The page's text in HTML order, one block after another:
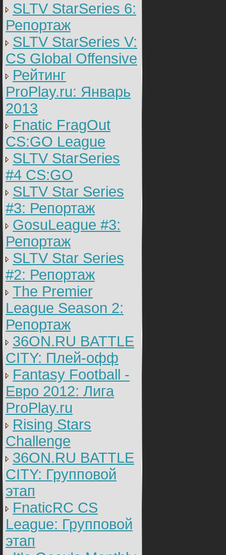
SLTV StarSeries 6:
Репортаж
SLTV StarSeries V:
CS Global Offensive
Рейтинг
ProPlay.ru: Январь
2013
Fnatic FragOut
CS:GO League
SLTV StarSeries
#4 CS:GO
SLTV Star Series
#3: Репортаж
GosuLeague #3:
Репортаж
SLTV Star Series
#2: Репортаж
The Premier
League Season 2:
Репортаж
36ON.RU BATTLE
CITY: Плей-офф
Fantasy Football -
Евро 2012: Лига
ProPlay.ru
Rising Stars
Challenge
36ON.RU BATTLE
CITY: Групповой
этап
FnaticRC CS
League: Групповой
этап